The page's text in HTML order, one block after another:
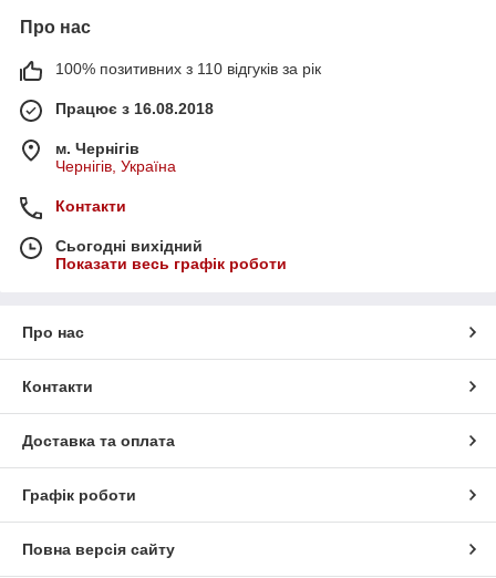
Про нас
100% позитивних з 110 відгуків за рік
Працює з 16.08.2018
м. Чернігів
Чернігів, Україна
Контакти
Сьогодні вихідний
Показати весь графік роботи
Про нас
Контакти
Доставка та оплата
Графік роботи
Повна версія сайту